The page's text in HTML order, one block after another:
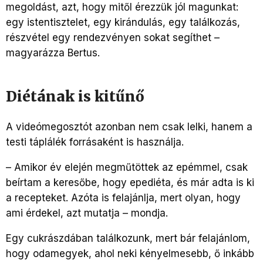
megoldást, azt, hogy mitől érezzük jól magunkat:
egy istentisztelet, egy kirándulás, egy találkozás,
részvétel egy rendezvényen sokat segíthet –
magyarázza Bertus.
Diétának is kitűnő
A videómegosztót azonban nem csak lelki, hanem a
testi táplálék forrásaként is használja.
– Amikor év elején megműtöttek az epémmel, csak
beírtam a keresőbe, hogy epediéta, és már adta is ki
a recepteket. Azóta is felajánlja, mert olyan, hogy
ami érdekel, azt mutatja – mondja.
Egy cukrászdában találkozunk, mert bár felajánlom,
hogy odamegyek, ahol neki kényelmesebb, ő inkább